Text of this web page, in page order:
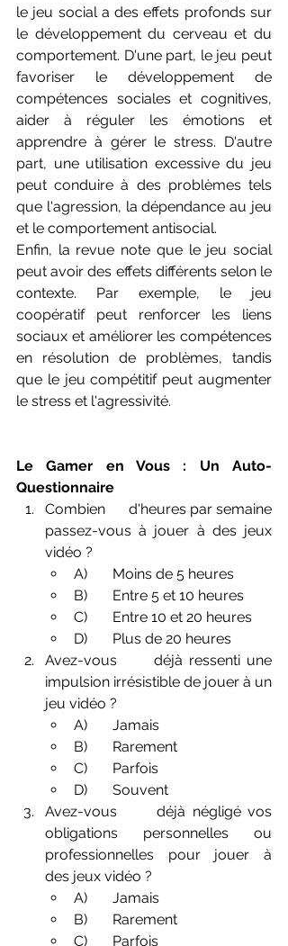
le jeu social a des effets profonds sur
le développement du cerveau et du
comportement. D'une part, le jeu peut
favoriser le développement de
compétences sociales et cognitives,
aider à réguler les émotions et
apprendre à gérer le stress. D'autre
part, une utilisation excessive du jeu
peut conduire à des problèmes tels
que l'agression, la dépendance au jeu
et le comportement antisocial.
Enfin, la revue note que le jeu social
peut avoir des effets différents selon le
contexte. Par exemple, le jeu
coopératif peut renforcer les liens
sociaux et améliorer les compétences
en résolution de problèmes, tandis
que le jeu compétitif peut augmenter
le stress et l'agressivité.
Le Gamer en Vous : Un Auto-
Questionnaire
Combien      d'heures par semaine
passez-vous à jouer à des jeux
vidéo ?
A)       Moins de 5 heures
B)       Entre 5 et 10 heures
C)       Entre 10 et 20 heures
D)       Plus de 20 heures
Avez-vous      déjà ressenti une
impulsion irrésistible de jouer à un
jeu vidéo ?
A)       Jamais
B)       Rarement
C)       Parfois
D)       Souvent
Avez-vous      déjà négligé vos
obligations personnelles ou
professionnelles pour jouer à
des jeux vidéo ?
A)       Jamais
B)       Rarement
C)       Parfois